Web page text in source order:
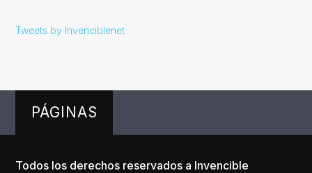
Tweets by Invenciblenet
PÁGINAS
Todos los derechos reservados a Invencible